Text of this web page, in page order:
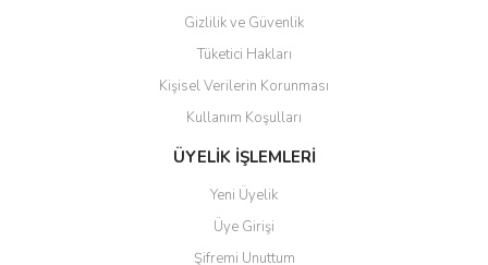
Gönder
Gizlilik ve Güvenlik
Tüketici Hakları
Kişisel Verilerin Korunması
Kullanım Koşulları
ÜYELİK İŞLEMLERİ
Yeni Üyelik
Üye Girişi
Şifremi Unuttum